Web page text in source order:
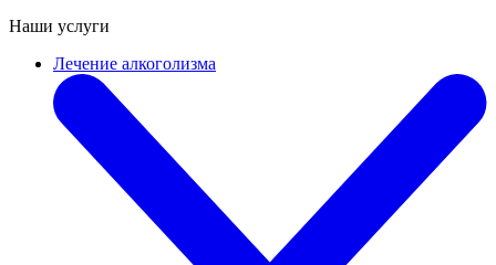
Наши услуги
Лечение алкоголизма